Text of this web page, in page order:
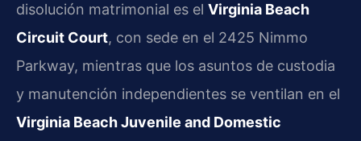
disolución matrimonial es el Virginia Beach
Circuit Court, con sede en el 2425 Nimmo
Parkway, mientras que los asuntos de custodia
y manutención independientes se ventilan en el
Virginia Beach Juvenile and Domestic